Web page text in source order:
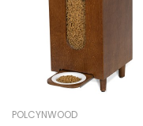
POLCYNWOOD